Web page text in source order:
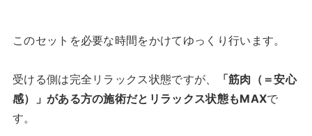
このセットを必要な時間をかけてゆっくり行います。
受ける側は完全リラックス状態ですが、
「筋肉（＝安心
感）」がある方の施術だとリラックス状態もMAXで
す。